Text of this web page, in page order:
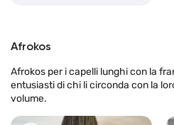
Afrokos
Afrokos per i capelli lunghi con la
entusiasti di chi li circonda con la
volume.